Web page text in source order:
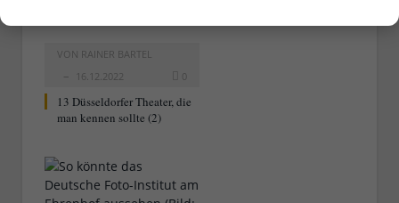
VON RAINER BARTEL
16.12.2022
0
13 Düsseldorfer Theater, die
man kennen sollte (2)